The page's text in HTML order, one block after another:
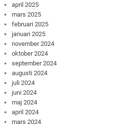
april 2025
mars 2025
februari 2025
januari 2025
november 2024
oktober 2024
september 2024
augusti 2024
juli 2024
juni 2024
maj 2024
april 2024
mars 2024